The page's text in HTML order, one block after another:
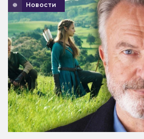
Новости